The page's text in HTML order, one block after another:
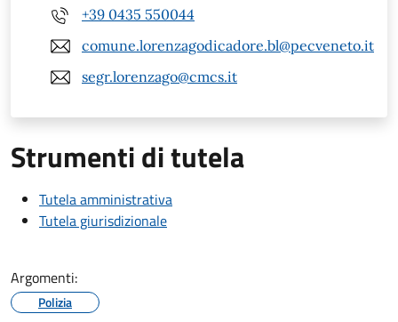
+39 0435 550044
comune.lorenzagodicadore.bl@pecveneto.it
segr.lorenzago@cmcs.it
Strumenti di tutela
Tutela amministrativa
Tutela giurisdizionale
Argomenti:
Polizia